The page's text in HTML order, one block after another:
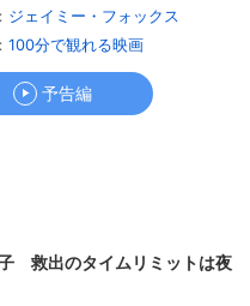
ジェイミー・フォックス
100分で観れる映画
予告編
救出のタイムリミットは夜